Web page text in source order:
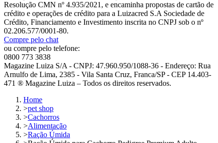
Resolução CMN nº 4.935/2021, e encaminha propostas de cartão de
crédito e operações de crédito para a Luizacred S.A Sociedade de
Crédito, Financiamento e Investimento inscrita no CNPJ sob o nº
02.206.577/0001-80.
Compre pelo chat
ou compre pelo telefone:
0800 773 3838
Magazine Luiza S/A - CNPJ: 47.960.950/1088-36 - Endereço: Rua
Arnulfo de Lima, 2385 - Vila Santa Cruz, Franca/SP - CEP 14.403-
471 ® Magazine Luiza – Todos os direitos reservados.
Home
>pet shop
>Cachorros
>Alimentação
>Ração Úmida